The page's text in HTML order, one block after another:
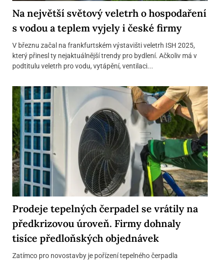
Na největší světový veletrh o hospodaření
s vodou a teplem vyjely i české firmy
V březnu začal na frankfurtském výstavišti veletrh ISH 2025,
který přinesl ty nejaktuálnější trendy pro bydlení. Ačkoliv má v
podtitulu veletrh pro vodu, vytápění, ventilaci...
Prodeje tepelných čerpadel se vrátily na
předkrizovou úroveň. Firmy dohnaly
tisíce předloňských objednávek
Zatímco pro novostavby je pořízení tepelného čerpadla